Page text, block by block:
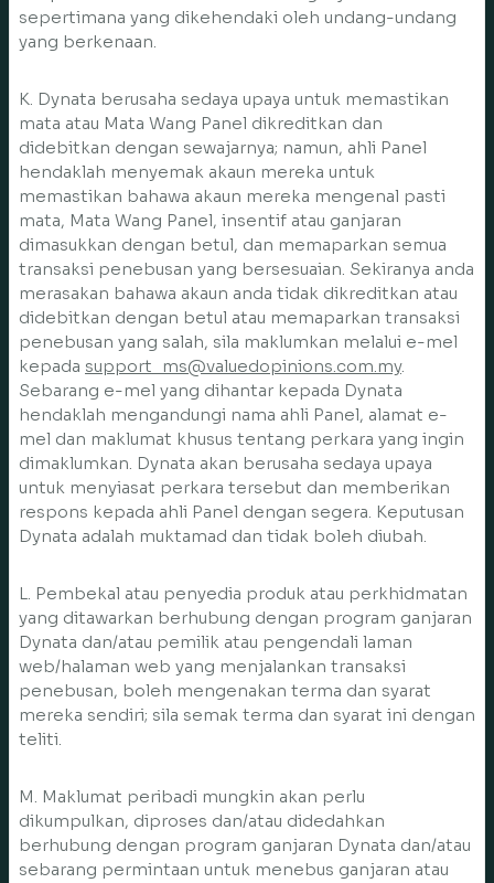
sepertimana yang dikehendaki oleh undang-undang
yang berkenaan.
K. Dynata berusaha sedaya upaya untuk memastikan
mata atau Mata Wang Panel dikreditkan dan
didebitkan dengan sewajarnya; namun, ahli Panel
hendaklah menyemak akaun mereka untuk
memastikan bahawa akaun mereka mengenal pasti
mata, Mata Wang Panel, insentif atau ganjaran
dimasukkan dengan betul, dan memaparkan semua
transaksi penebusan yang bersesuaian. Sekiranya anda
merasakan bahawa akaun anda tidak dikreditkan atau
didebitkan dengan betul atau memaparkan transaksi
penebusan yang salah, sila maklumkan melalui e-mel
kepada support_ms@valuedopinions.com.my.
Sebarang e-mel yang dihantar kepada Dynata
hendaklah mengandungi nama ahli Panel, alamat e-
mel dan maklumat khusus tentang perkara yang ingin
dimaklumkan. Dynata akan berusaha sedaya upaya
untuk menyiasat perkara tersebut dan memberikan
respons kepada ahli Panel dengan segera. Keputusan
Dynata adalah muktamad dan tidak boleh diubah.
L. Pembekal atau penyedia produk atau perkhidmatan
yang ditawarkan berhubung dengan program ganjaran
Dynata dan/atau pemilik atau pengendali laman
web/halaman web yang menjalankan transaksi
penebusan, boleh mengenakan terma dan syarat
mereka sendiri; sila semak terma dan syarat ini dengan
teliti.
M. Maklumat peribadi mungkin akan perlu
dikumpulkan, diproses dan/atau didedahkan
berhubung dengan program ganjaran Dynata dan/atau
sebarang permintaan untuk menebus ganjaran atau